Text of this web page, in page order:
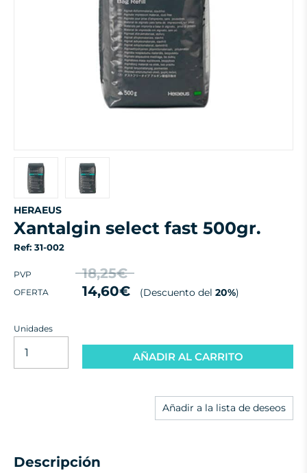
HERAEUS
xantalgin select fast 500gr.
Ref: 31-002
PVP 18,25€
OFERTA 14,60€ (Descuento del 20%)
Unidades
AÑADIR AL CARRITO
Añadir a la lista de deseos
Descripción